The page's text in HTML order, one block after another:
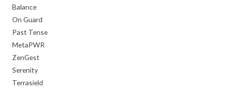
Balance
On Guard
Past Tense
MetaPWR
ZenGest
Serenity
Terrasield